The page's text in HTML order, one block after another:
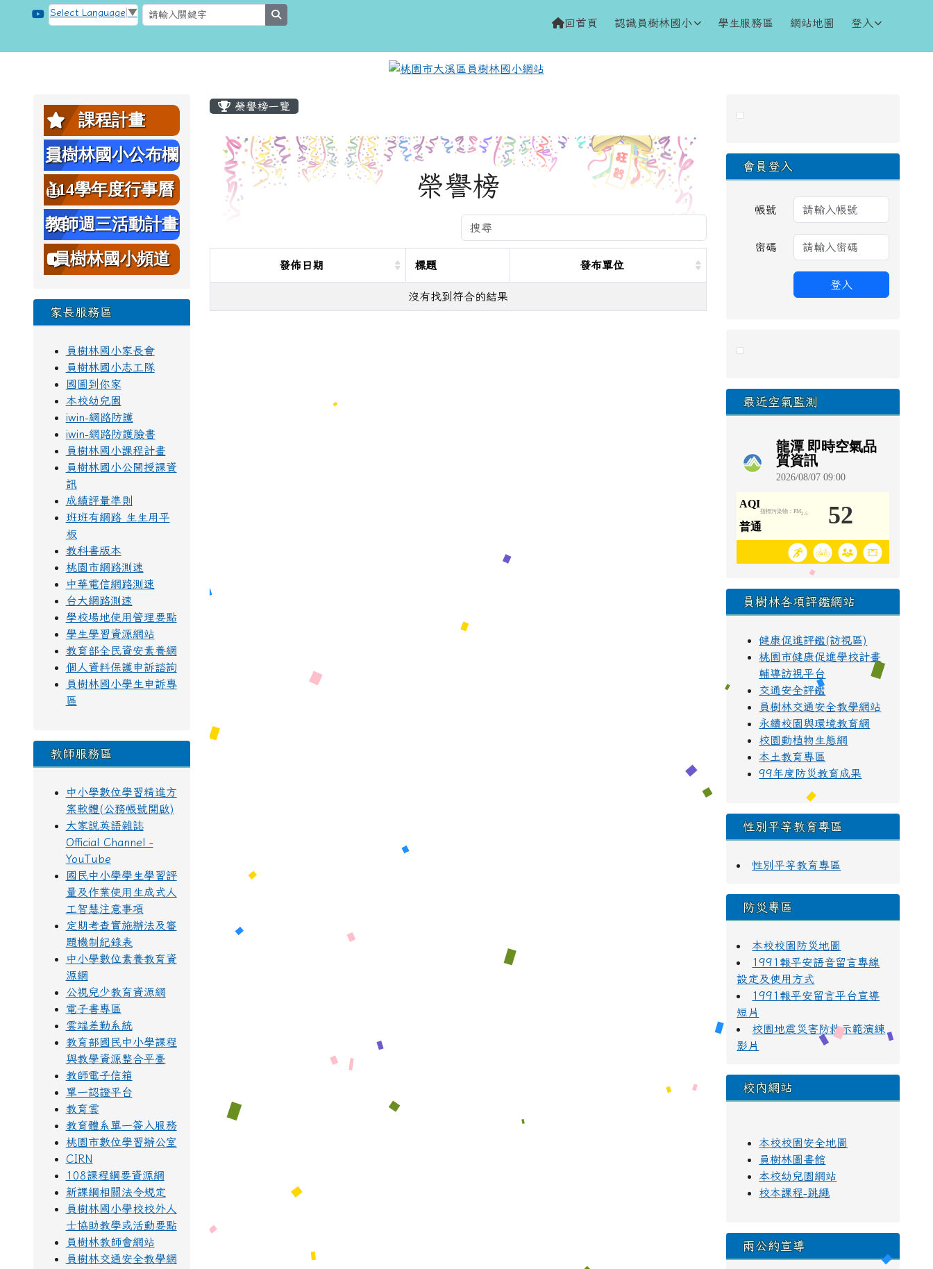
跳至主內容區
桃園市大溪區員樹林國小網站
Select Language ▼
回首頁 認識員樹林國小 學生服務區 網站地圖 登入
左邊區域內容
課程計畫
員樹林國小公布欄
114學年度行事曆
教師週三活動計畫
表
員樹林國小頻道
家長服務區
員樹林國小家長會
員樹林國小志工隊
國圖到你家
本校幼兒園
iwin-網路防護
iwin-網路防護臉書
員樹林國小課程計畫
員樹林國小公開授課資
訊
成績評量準則
班班有網路 生生用平
板
教科書版本
桃園市網路測速
中華電信網路測速
台大網路測速
學校場地使用管理要點
學生學習資源網站
教育部全民資安素養網
個人資料保護申訴諮詢
員樹林國小學生申訴專
區
教師服務區
中小學數位學習精進方
案軟體(公務帳號開啟)
大家說英語雜誌
Official Channel -
YouTube
國民中小學學生學習評
量及作業使用生成式人
工智慧注意事項
定期考查實施辦法及審
題機制紀錄表
中小學數位素養教育資
源網
公視兒少教育資源網
電子書專區
雲端差勤系統
教育部國民中小學課程
與教學資源整合平臺
教師電子信箱
單一認證平台
教育雲
教育體系單一簽入服務
桃園市數位學習辦公室
CIRN
108課程綱要資源網
新課綱相關法令規定
員樹林國小學校校外人
士協助教學或活動要點
員樹林教師會網站
員樹林交通安全教學網
主內容區域
榮譽榜一覽
榮譽榜
發佈日期 標題 發布單位
沒有找到符合的結果
右邊區域內容
會員登入
帳號
密碼
登入
最近空氣監測
員樹林各項評鑑網站
健康促進評鑑(訪視區)
桃園市健康促進學校計畫
輔導訪視平台
交通安全評鑑
員樹林交通安全教學網站
永續校園與環境教育網
校園動植物生態網
本土教育專區
99年度防災教育成果
性別平等教育專區
性別平等教育專區
防災專區
本校校園防災地圖
1991報平安語音留言專線
設定及使用方式
1991報平安留言平台宣導
短片
校園地震災害防救示範演練
影片
校內網站
本校校園安全地圖
員樹林圖書館
本校幼兒園網站
校本課程-跳繩
兩公約宣導